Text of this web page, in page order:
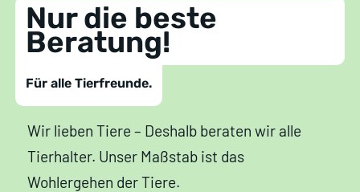
Nur die beste
Beratung!
Für alle Tierfreunde.
Wir lieben Tiere – Deshalb beraten wir alle
Tierhalter. Unser Maßstab ist das
Wohlergehen der Tiere.